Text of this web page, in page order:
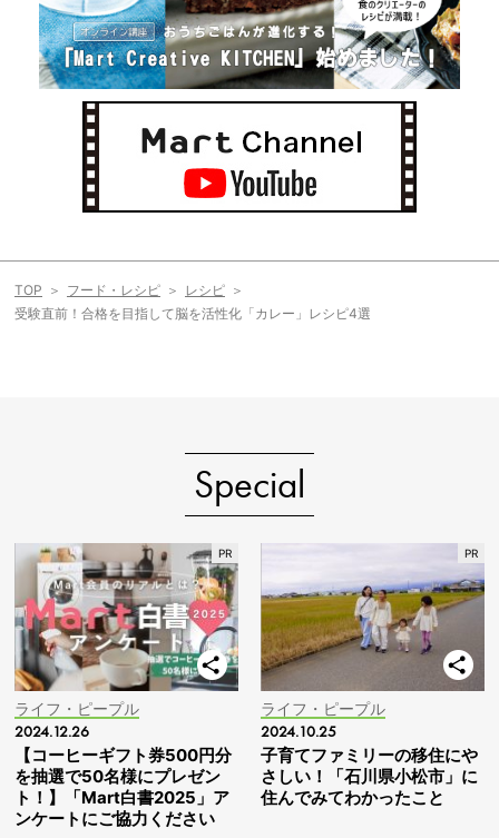
TOP フード・レシピ
レシピ
受験直前！合格を目指して脳を活性化「カレー」レシピ4選
Special
ライフ・ピープル
2024.12.26
【コーヒーギフト券500円分
を抽選で50名様にプレゼン
ト！】「Mart白書2025」ア
ンケートにご協力ください
ライフ・ピープル
2024.10.25
子育てファミリーの移住にや
さしい！「石川県小松市」に
住んでみてわかったこと